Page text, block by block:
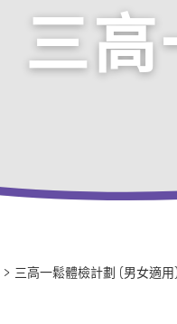
三
> 三高一鬆體檢計劃 (男女適用)